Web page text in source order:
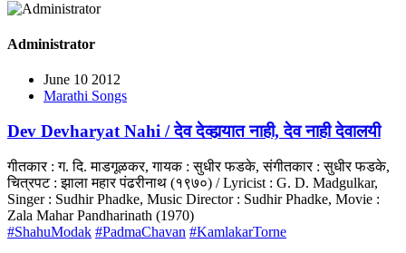
Administrator
June 10 2012
Marathi Songs
Dev Devharyat Nahi / देव देव्हार्‍यात नाही, देव नाही देवालयी
गीतकार : ग. दि. माडगूळकर, गायक : सुधीर फडके, संगीतकार : सुधीर फडके,
चित्रपट : झाला महार पंढरीनाथ (१९७०) / Lyricist : G. D. Madgulkar,
Singer : Sudhir Phadke, Music Director : Sudhir Phadke, Movie :
Zala Mahar Pandharinath (1970)
#ShahuModak #PadmaChavan #KamlakarTorne